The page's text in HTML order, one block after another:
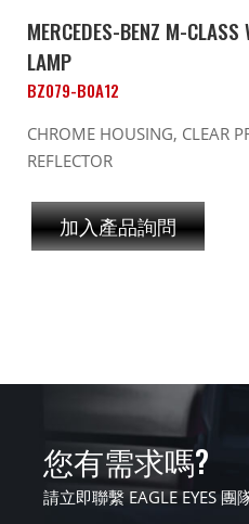
MERCEDES-BENZ M-
LAMP
BZ079-B0A12
CHROME HOUSING, CLEAR
REFLECTOR
加入產品詢問
您有需求嗎?
請立即聯繫 EAGLE EYES 團